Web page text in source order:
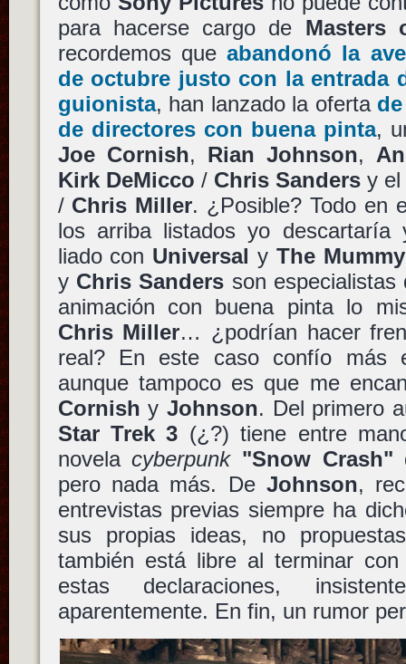
para hacerse cargo de Masters
recordemos queabandonó la
de octubre justo con la entrada
guionista, han lanzado la ofertade
de directores con buena pinta,
Joe Cornish, Rian Johnson,
Kirk DeMicco / Chris Sandersy el
/ Chris Miller. ¿Posible? Todo en
los arriba listados yo
liado con Universal yThe Mummy
y Chris Sanders son
animación con buena pinta lo
Chris Miller… ¿podrían hacer
real? En este caso confío más
aunque tampoco es que me
Cornish y Johnson. Del primero
Star Trek 3 (¿?) tiene entre
novelacyberpunk "Snow Crash"
pero nada más. DeJohnson,
entrevistas previas siempre ha
sus propias ideas, no
también está libre al terminar
estas declaraciones,
aparentemente. En fin, un rumor